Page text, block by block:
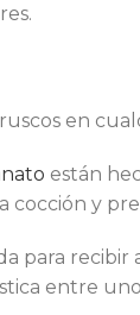
en
están
y
para
entre